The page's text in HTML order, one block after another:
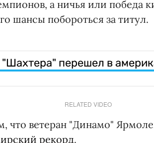
а ничья или победа
шансы побороться за титул.
перешел в
RELATED VIDEO
что ветеран "Динамо"
рекорд.